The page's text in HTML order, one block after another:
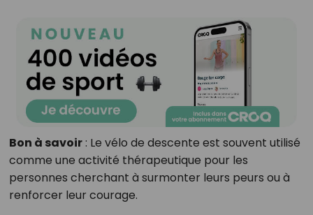
Bon à savoir: Le vélo de descente est souvent utilisé
comme une activité thérapeutique pour les
personnes cherchant à surmonter leurs peurs ou à
renforcer leur courage.